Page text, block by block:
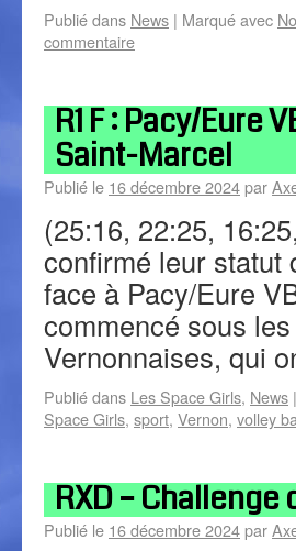
Publié dans News | Marqué avec
commentaire
R1 F : Pacy/Eure
Saint-Marcel
Publié le 16 décembre 2024par
(25:16, 22:25,
confirmé leur statut
face à Pacy/Eure
commencé sous
Vernonnaises, qui
Publié dans Les Space Girls, News |
Space Girls, sport, Vernon, volley
RXD – Challenge
Publié le 16 décembre 2024par